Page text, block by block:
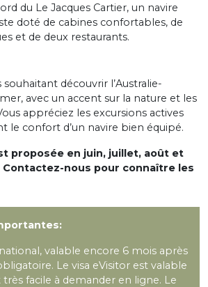
du Le Jacques Cartier, un navire
doté de cabines confortables, de
et de deux restaurants.
découvrir l’Australie-
avec un accent sur la nature et les
appréciez les excursions actives
le confort d’un navire bien équipé.
proposée en juin, juillet, août et
nous pour connaître les
valable encore 6 mois après
Le visa eVisitor est valable
facile à demander en ligne. Le